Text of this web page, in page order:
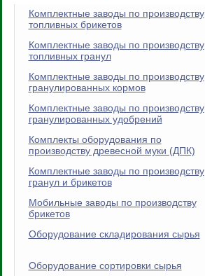
Комплектные заводы по производству
топливных брикетов
Комплектные заводы по производству
топливных гранул
Комплектные заводы по производству
гранулированных кормов
Комплектные заводы по производству
гранулированных удобрений
Комплекты оборудования по
производству древесной муки (ДПК)
Комплектные заводы по производству
гранул и брикетов
Мобильные заводы по производству
брикетов
Оборудование складирования сырья
Оборудование сортировки сырья